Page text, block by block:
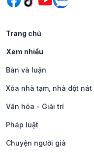
Trang chủ
Xem nhiều
Bàn và luận
Xóa nhà tạm, nhà dột nát
Văn hóa - Giải trí
Pháp luật
Chuyện người già